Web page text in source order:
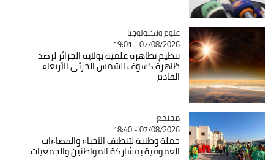
Catégorie
علوم وتكنولوجيا
07/08/2026 - 19:01
تنظيم تظاهرة علمية بولاية الجزائر لرصد
ظاهرة كسوف الشمس الجزئي الأربعاء
القادم
Catégorie
مجتمع
07/08/2026 - 18:40
حملة وطنية لتنظيف الأحياء والفضاءات
العمومية بمشاركة المواطنين والجمعيات